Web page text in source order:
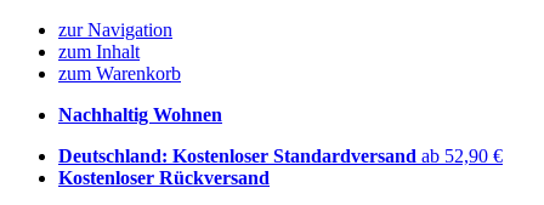
zur Navigation
zum Inhalt
zum Warenkorb
Nachhaltig Wohnen
Deutschland: Kostenloser Standardversand ab 52,90 €
Kostenloser Rückversand